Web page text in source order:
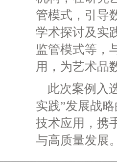
管模式，引导
学术探讨及实
监管模式等，
用，为艺术品
此次案例入
实践”发展战
技术应用，携
与高质量发展